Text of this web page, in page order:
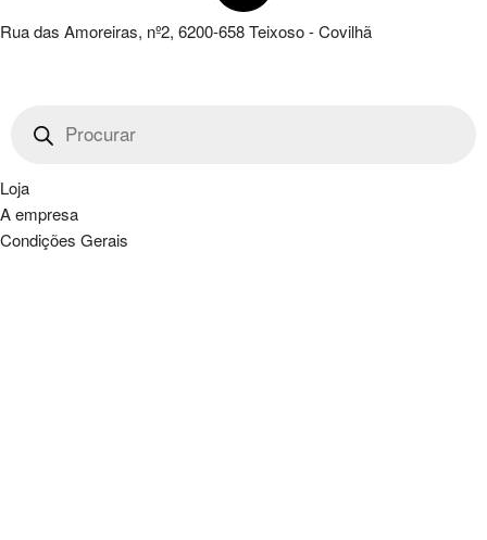
Rua das Amoreiras, nº2, 6200-658 Teixoso - Covilhã
search
Loja
A empresa
Condições Gerais